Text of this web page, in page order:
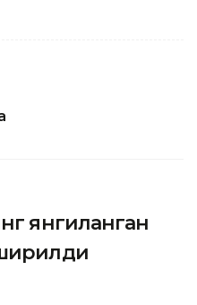
янгиланган